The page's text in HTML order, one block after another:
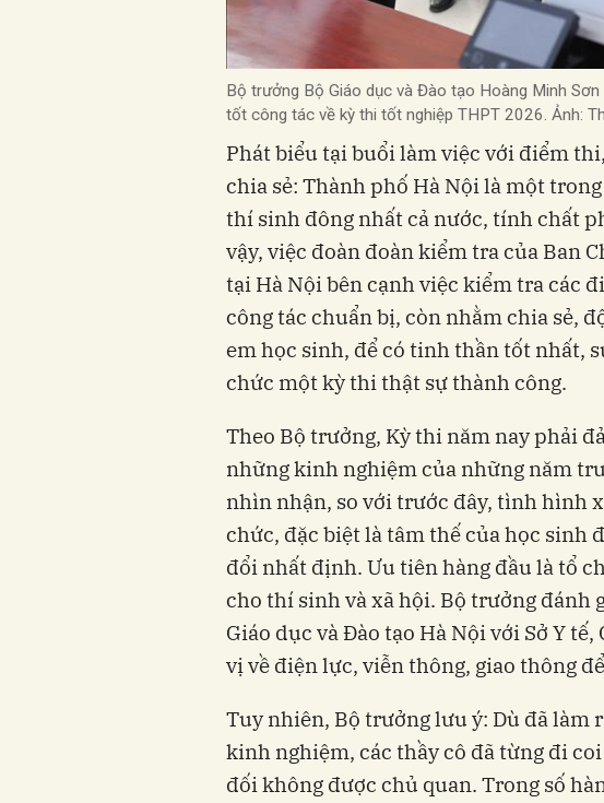
Bộ trưởng Bộ Giáo dục và Đào tạo Hoàng Minh
tốt công tác về kỳ thi tốt nghiệp THPT 2026. Ảnh:
Phát biểu tại buổi làm việc với điểm
chia sẻ: Thành phố Hà Nội là một
thí sinh đông nhất cả nước, tính chất
vậy, việc đoàn đoàn kiểm tra của Ban
tại Hà Nội bên cạnh việc kiểm tra các
công tác chuẩn bị, còn nhằm chia sẻ,
em học sinh, để có tinh thần tốt nhất,
chức một kỳ thi thật sự thành công.
Theo Bộ trưởng, Kỳ thi năm nay phải
những kinh nghiệm của những năm
nhìn nhận, so với trước đây, tình hình
chức, đặc biệt là tâm thế của học sinh
đổi nhất định. Ưu tiên hàng đầu là tổ
cho thí sinh và xã hội. Bộ trưởng đánh
Giáo dục và Đào tạo Hà Nội với Sở Y
vị về điện lực, viễn thông, giao thông
Tuy nhiên, Bộ trưởng lưu ý: Dù đã làm
kinh nghiệm, các thầy cô đã từng đi
đối không được chủ quan. Trong số